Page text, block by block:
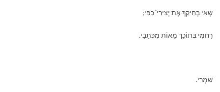
שְׂאִי בְּחֵיקֵךְ אֶת יְצִירֵי־כַּפַּי;
רַחֲמִי בְּתוֹכֵךְ מֵאוֹת מִכְּתָבַי.
שִׁמְרִי.